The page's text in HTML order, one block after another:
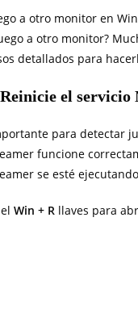
a otro monitor en
a otro monitor?
detallados para
el servicio
para detectar
funcione
se esté
Win + R llaves para